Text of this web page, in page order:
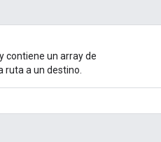
contiene un array de
ruta a un destino.